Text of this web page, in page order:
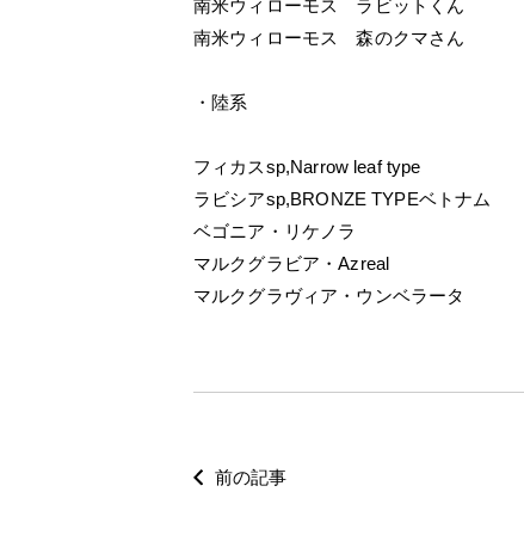
南米ウィローモス ラビットくん
南米ウィローモス 森のクマさん
・陸系
フィカスsp,Narrow leaf type
ラビシアsp,BRONZE TYPEベトナム
ベゴニア・リケノラ
マルクグラビア・Azreal
マルクグラヴィア・ウンベラータ
前の記事